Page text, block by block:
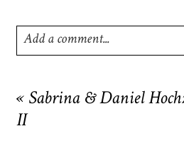
Add a comment...
are marked *
« Sabrina & Daniel
II